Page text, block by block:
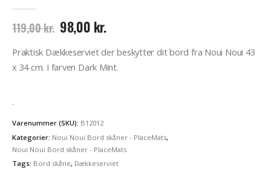
119,00kr. Den
oprindelige
pris
var:
98,00 kr.Den
aktuelle
pris
er:
Praktisk Dækkeserviet der beskytter dit bord fra Noui Noui 43
x 34 cm. I farven Dark Mint.
.
Varenummer (SKU): B12012
Kategorier: Noui Noui Bord skåner - PlaceMats,
Noui Noui Bord skåner - PlaceMats
Tags: Bord skåne, Dækkeserviet